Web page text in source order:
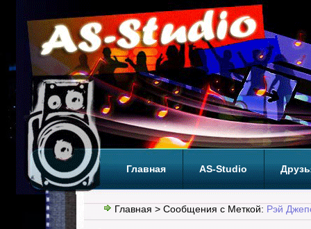
Главная AS-Studio
Теги ТОП
Главная > Сообщения с Меткой: Рэй